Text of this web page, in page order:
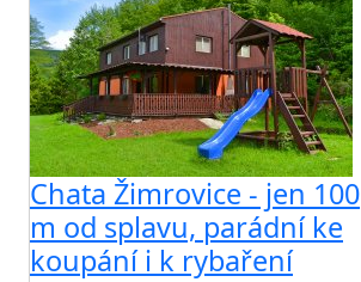
Chata Žimrovice - jen 100
m od splavu, parádní ke
koupání i k rybaření